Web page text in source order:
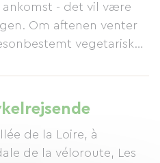
- det vil være
Om aftenen venter
vegetarisk
designet med
at lade op og komme
Fra kl. 17.00 til 20.00 er
efter reservation. Næste
de la Loire, à
de la véloroute, Les